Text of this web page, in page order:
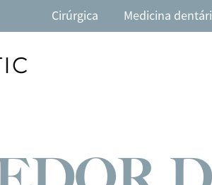
Cirúrgica Medicina